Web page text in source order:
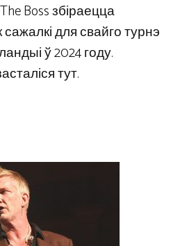
Boss збіраецца
для свайго турнэ
ў 2024 году.
тут.